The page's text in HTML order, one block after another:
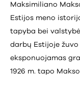
Maksimiliano
Estijos meno
tapyba bei
darbų Estijoje
eksponuojamas
1926 m. tapo